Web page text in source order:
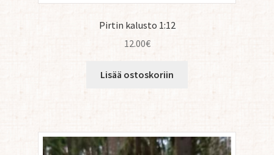
Pirtin kalusto 1:12
12.00€
Lisää ostoskoriin